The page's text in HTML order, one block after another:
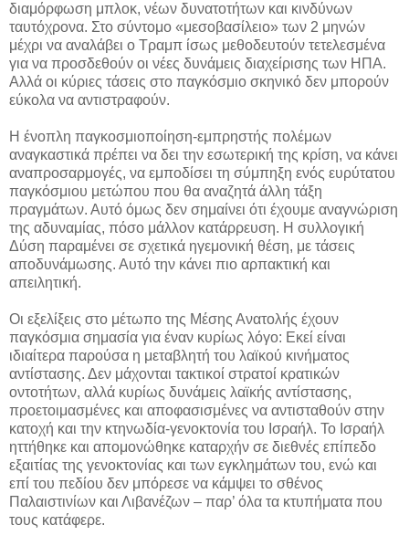
διαμόρφωση μπλοκ, νέων δυνατοτήτων και κινδύνων
ταυτόχρονα. Στο σύντομο «μεσοβασίλειο» των 2 μηνών
μέχρι να αναλάβει ο Τραμπ ίσως μεθοδευτούν τετελεσμένα
για να προσδεθούν οι νέες δυνάμεις διαχείρισης των ΗΠΑ.
Αλλά οι κύριες τάσεις στο παγκόσμιο σκηνικό δεν μπορούν
εύκολα να αντιστραφούν.
Η ένοπλη παγκοσμιοποίηση-εμπρηστής πολέμων
αναγκαστικά πρέπει να δει την εσωτερική της κρίση, να κάνει
αναπροσαρμογές, να εμποδίσει τη σύμπηξη ενός ευρύτατου
παγκόσμιου μετώπου που θα αναζητά άλλη τάξη
πραγμάτων. Αυτό όμως δεν σημαίνει ότι έχουμε αναγνώριση
της αδυναμίας, πόσο μάλλον κατάρρευση. Η συλλογική
Δύση παραμένει σε σχετικά ηγεμονική θέση, με τάσεις
αποδυνάμωσης. Αυτό την κάνει πιο αρπακτική και
απειλητική.
Οι εξελίξεις στο μέτωπο της Μέσης Ανατολής έχουν
παγκόσμια σημασία για έναν κυρίως λόγο: Εκεί είναι
ιδιαίτερα παρούσα η μεταβλητή του λαϊκού κινήματος
αντίστασης. Δεν μάχονται τακτικοί στρατοί κρατικών
οντοτήτων, αλλά κυρίως δυνάμεις λαϊκής αντίστασης,
προετοιμασμένες και αποφασισμένες να αντισταθούν στην
κατοχή και την κτηνωδία-γενοκτονία του Ισραήλ. Το Ισραήλ
ηττήθηκε και απομονώθηκε καταρχήν σε διεθνές επίπεδο
εξαιτίας της γενοκτονίας και των εγκλημάτων του, ενώ και
επί του πεδίου δεν μπόρεσε να κάμψει το σθένος
Παλαιστινίων και Λιβανέζων – παρ’ όλα τα κτυπήματα που
τους κατάφερε.